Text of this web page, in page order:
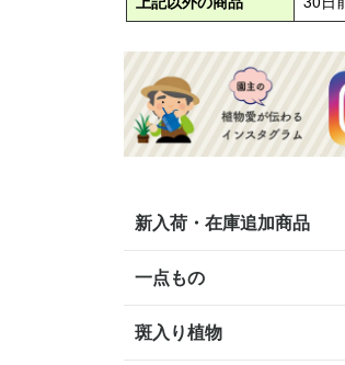
新入荷・在庫追加商品
一点もの
斑入り植物